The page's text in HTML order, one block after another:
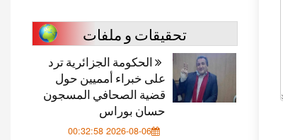
تحقيقات و ملفات
الحكومة الجزائرية ترد
على خبراء أمميين حول
قضية الصحافي المسجون
حسان بوراس
2026-08-06 00:32:58